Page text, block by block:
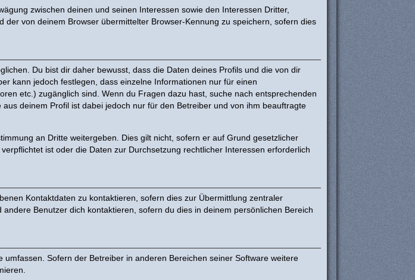
zwischen deinen und seinen Interessen sowie den Interessen Dritter,
von deinem Browser übermittelter Browser-Kennung zu speichern, sofern dies
Du bist dir daher bewusst, dass die Daten deines Profils und die von dir
kann jedoch festlegen, dass einzelne Informationen nur für einen
etc.) zugänglich sind. Wenn du Fragen dazu hast, suche nach entsprechenden
deinem Profil ist dabei jedoch nur für den Betreiber und von ihm beauftragte
an Dritte weitergeben. Dies gilt nicht, sofern er auf Grund gesetzlicher
ist oder die Daten zur Durchsetzung rechtlicher Interessen erforderlich
Kontaktdaten zu kontaktieren, sofern dies zur Übermittlung zentraler
Benutzer dich kontaktieren, sofern du dies in deinem persönlichen Bereich
Sofern der Betreiber in anderen Bereichen seiner Software weitere